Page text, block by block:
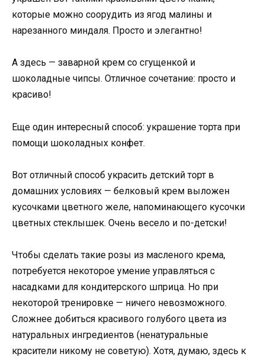
которые можно соорудить из ягод малины и
нарезанного миндаля. Просто и элегантно!
А здесь — заварной крем со сгущенкой и
шоколадные чипсы. Отличное сочетание: просто и
красиво!
Еще один интересный способ: украшение торта при
помощи шоколадных конфет.
Вот отличный способ украсить детский торт в
домашних условиях — белковый крем выложен
кусочками цветного желе, напоминающего кусочки
цветных стеклышек. Очень весело и по-детски!
Чтобы сделать такие розы из масленого крема,
потребуется некоторое умение управляться с
насадками для кондитерского шприца. Но при
некоторой тренировке — ничего невозможного.
Сложнее добиться красивого голубого цвета из
натуральных ингредиентов (ненатуральные
красители никому не советую). Хотя, думаю, здесь к